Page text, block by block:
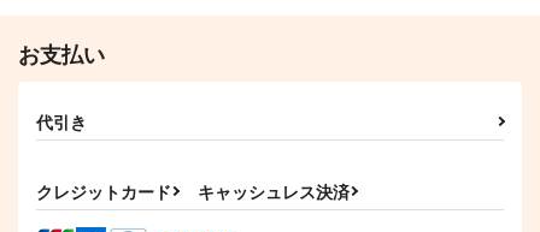
サンプル
作品詳細
サンプル
お支払い
代引き
クレジットカード キャッシュレス決済